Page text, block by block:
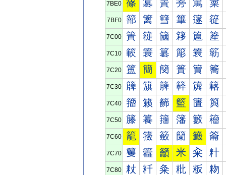
7BE0 篠 篡 篢 篣 篤 篥
7BF0 篰 篱 篲 篳 篴 篵
7C00 簀 簁 簂 簃 簄 簅
7C10 簐 簑 簒 簓 簔 簕
7C20 簠 簡 簢 簣 簤 簥
7C30 簰 簱 簲 簳 簴 簵
7C40 籀 籁 籂 籃 籄 籅
7C50 籐 籑 籒 籓 籔 籕
7C60 籠 籡 籢 籣 籤 籥
7C70 籰 籱 籲 米 籴 籵
7C80 粀 粁 粂 粃 粄 粅